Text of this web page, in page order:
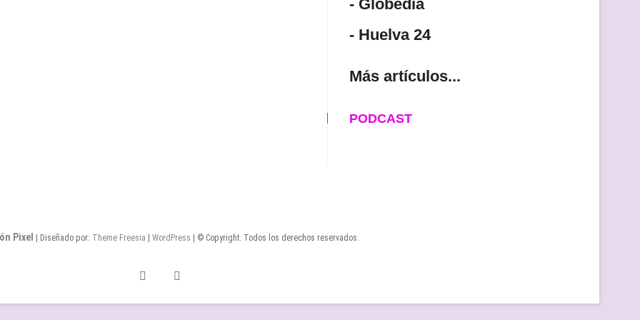
- Globedia
- Huelva 24
Más artículos...
PODCAST
Pixel | Diseñado por: Theme Freesia | WordPress | © Copyright. Todos los derechos reservados.
Twitter